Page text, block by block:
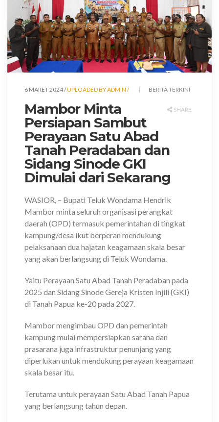
6 MARET 2024 /UPLOADED BY ADMIN / BERITA TERKINI
SHARE
Mambor Minta
Persiapan Sambut
Perayaan Satu Abad
Tanah Peradaban dan
Sidang Sinode GKI
Dimulai dari Sekarang
WASIOR, – Bupati Teluk Wondama Hendrik
Mambor minta seluruh organisasi perangkat
daerah (OPD) termasuk pemerintahan di tingkat
kampung/desa ikut berperan mendukung
pelaksanaan dua hajatan keagamaan skala besar
yang akan berlangsung di Teluk Wondama.
Yaitu Perayaan Satu Abad Tanah Peradaban pada
2025 dan Sidang Sinode Gereja Kristen Injili (GKI)
di Tanah Papua ke-20 pada 2027.
Mambor mengimbau OPD dan pemerintah
kampung mulai mempersiapkan sarana dan
prasarana juga infrastruktur penunjang yang
diperlukan untuk mendukung perayaan keagamaan
skala besar itu.
Terutama untuk perayaan Satu Abad Tanah Papua
yang berlangsung tahun depan.